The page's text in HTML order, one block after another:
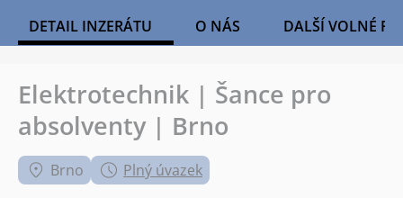
DETAIL INZERÁTU O NÁS DALŠÍ VOLNÉ
Elektrotechnik | Šance pro
absolventy | Brno
Brno Plný úvazek